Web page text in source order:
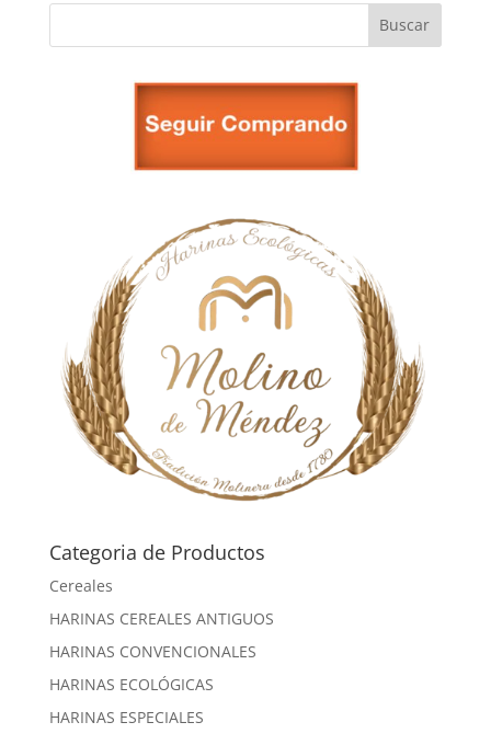
Categoria de Productos
Cereales
HARINAS CEREALES ANTIGUOS
HARINAS CONVENCIONALES
HARINAS ECOLÓGICAS
HARINAS ESPECIALES